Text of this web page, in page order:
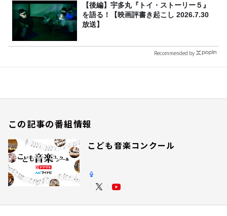
【後編】宇多丸『トイ・ストーリー５』
を語る！【映画評書き起こし 2026.7.30
放送】
Recommended by
この記事の番組情報
こども音楽コンクール